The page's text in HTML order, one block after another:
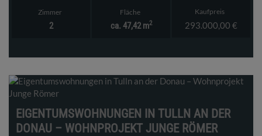
Zimmer
2
Fläche
ca. 47,42 m2
Kaufpreis
293.000,00 €
EIGENTUMSWOHNUNGEN IN TULLN AN DER
DONAU – WOHNPROJEKT JUNGE RÖMER